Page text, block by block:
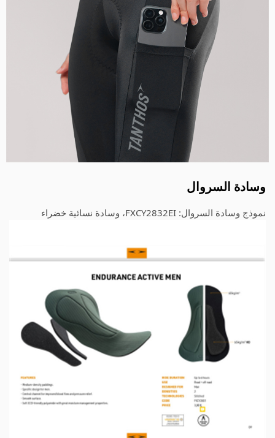
وسادة السروال
نموذج وسادة السروال: FXCY2832EI، وسادة نسائية خضراء